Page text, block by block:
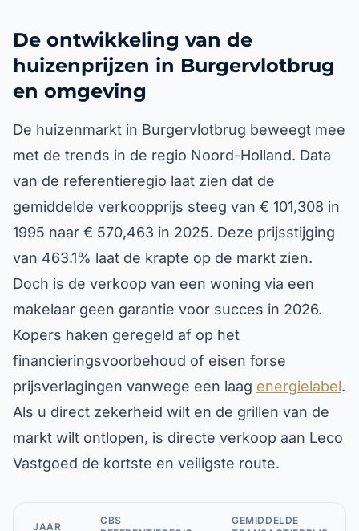
De ontwikkeling van de
huizenprijzen in Burgervlotbrug
en omgeving
De huizenmarkt in Burgervlotbrug beweegt mee
met de trends in de regio Noord-Holland. Data
van de referentieregio laat zien dat de
gemiddelde verkoopprijs steeg van € 101,308 in
1995 naar € 570,463 in 2025. Deze prijsstijging
van 463.1% laat de krapte op de markt zien.
Doch is de verkoop van een woning via een
makelaar geen garantie voor succes in 2026.
Kopers haken geregeld af op het
financieringsvoorbehoud of eisen forse
prijsverlagingen vanwege een laag energielabel.
Als u direct zekerheid wilt en de grillen van de
markt wilt ontlopen, is directe verkoop aan Leco
Vastgoed de kortste en veiligste route.
JAAR
CBS
GEMIDDELDE